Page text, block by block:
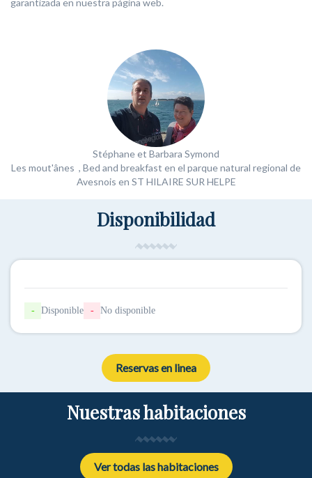
garantizada en nuestra página web.
Stéphane et Barbara Symond
Les mout'ânes , Bed and breakfast en el parque natural regional de
Avesnois en ST HILAIRE SUR HELPE
Disponibilidad
- Disponible - No disponible
Reservas en linea
Nuestras habitaciones
Ver todas las habitaciones